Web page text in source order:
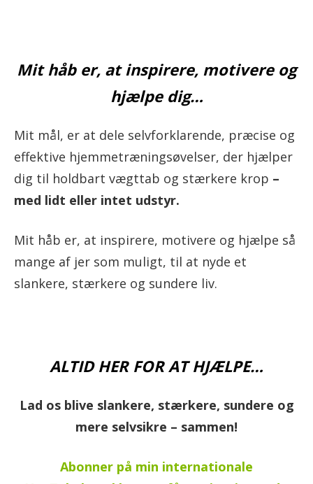
Mit håb er, at inspirere, motivere og
hjælpe dig…
Mit mål, er at dele selvforklarende, præcise og
effektive hjemmetræningsøvelser, der hjælper
dig til holdbart vægttab og stærkere krop –
med lidt eller intet udstyr.
Mit håb er, at inspirere, motivere og hjælpe så
mange af jer som muligt, til at nyde et
slankere, stærkere og sundere liv.
ALTID HER FOR AT HJÆLPE…
Lad os blive slankere, stærkere, sundere og
mere selvsikre – sammen!
Abonner på min internationale